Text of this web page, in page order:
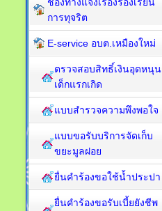
การทุจริต
E-service อบต.เหมืองใหม่
ตรวจสอบสิทธิ์เงินอุดหนุน
เด็กแรกเกิด
แบบสำรวจความพึงพอใจ
แบบขอรับบริการจัดเก็บ
ขยะมูลฝอย
ยื่นคำร้องขอใช้น้ำประปา
ยื่นคำร้องขอรับเบี้ยยังชีพ